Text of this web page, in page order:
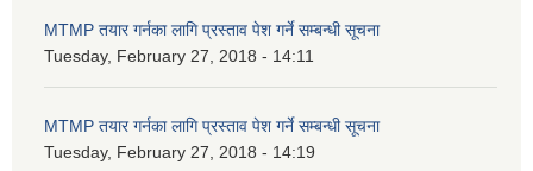
MTMP तयार गर्नका लागि प्रस्ताव पेश गर्ने सम्बन्धी सूचना
Tuesday, February 27, 2018 - 14:11
MTMP तयार गर्नका लागि प्रस्ताव पेश गर्ने सम्बन्धी सूचना
Tuesday, February 27, 2018 - 14:19